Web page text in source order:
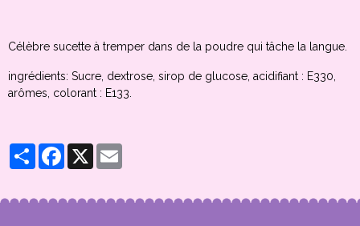
Célèbre sucette à tremper dans de la poudre qui tâche la langue.
ingrédients: Sucre, dextrose, sirop de glucose, acidifiant : E330,
arômes, colorant : E133.
PartagerFacebook
X